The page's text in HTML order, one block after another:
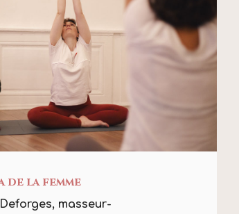
de la femme
masseur-